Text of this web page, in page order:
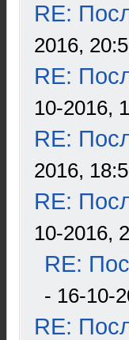
RE:
2016,
RE:
10-2016,
RE:
2016,
RE:
10-2016,
RE:
- 16-10-
RE: